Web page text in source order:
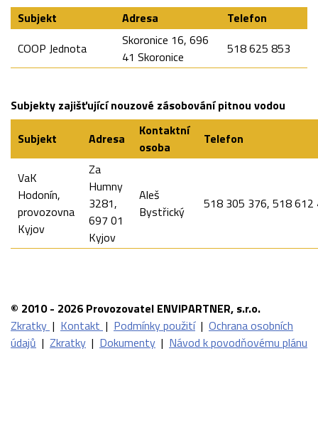
Subjekt
Adresa
Telefon
COOP Jednota
Skoronice 16, 696
41 Skoronice
518 625 853
Subjekty zajišťující nouzové zásobování pitnou vodou
Subjekt
Adresa
Kontaktní
osoba
Telefon
VaK
Hodonín,
provozovna
Kyjov
Za
Humny
3281,
697 01
Kyjov
Aleš
Bystřický
518 305 376, 518 612
© 2010 - 2026 Provozovatel ENVIPARTNER, s.r.o.
Zkratky | Kontakt | Podmínky použití | Ochrana osobních
údajů | Zkratky | Dokumenty | Návod k povodňovému plánu